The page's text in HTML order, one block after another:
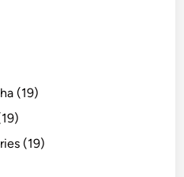
(19)
(19)